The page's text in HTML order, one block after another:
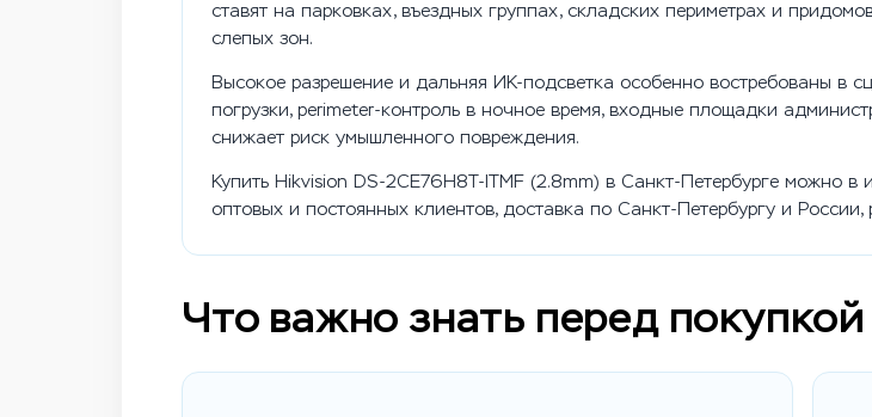
ставят на парковках, въездных группах, складских периметрах и
слепых зон.
Высокое разрешение и дальняя ИК-подсветка особенно востребованы в
погрузки, perimeter-контроль в ночное время, входные площадки
снижает риск умышленного повреждения.
Купить Hikvision DS-2CE76H8T-ITMF (2.8mm) в Санкт-Петербурге можно в
оптовых и постоянных клиентов, доставка по Санкт-Петербургу и
Что важно знать перед покупкой